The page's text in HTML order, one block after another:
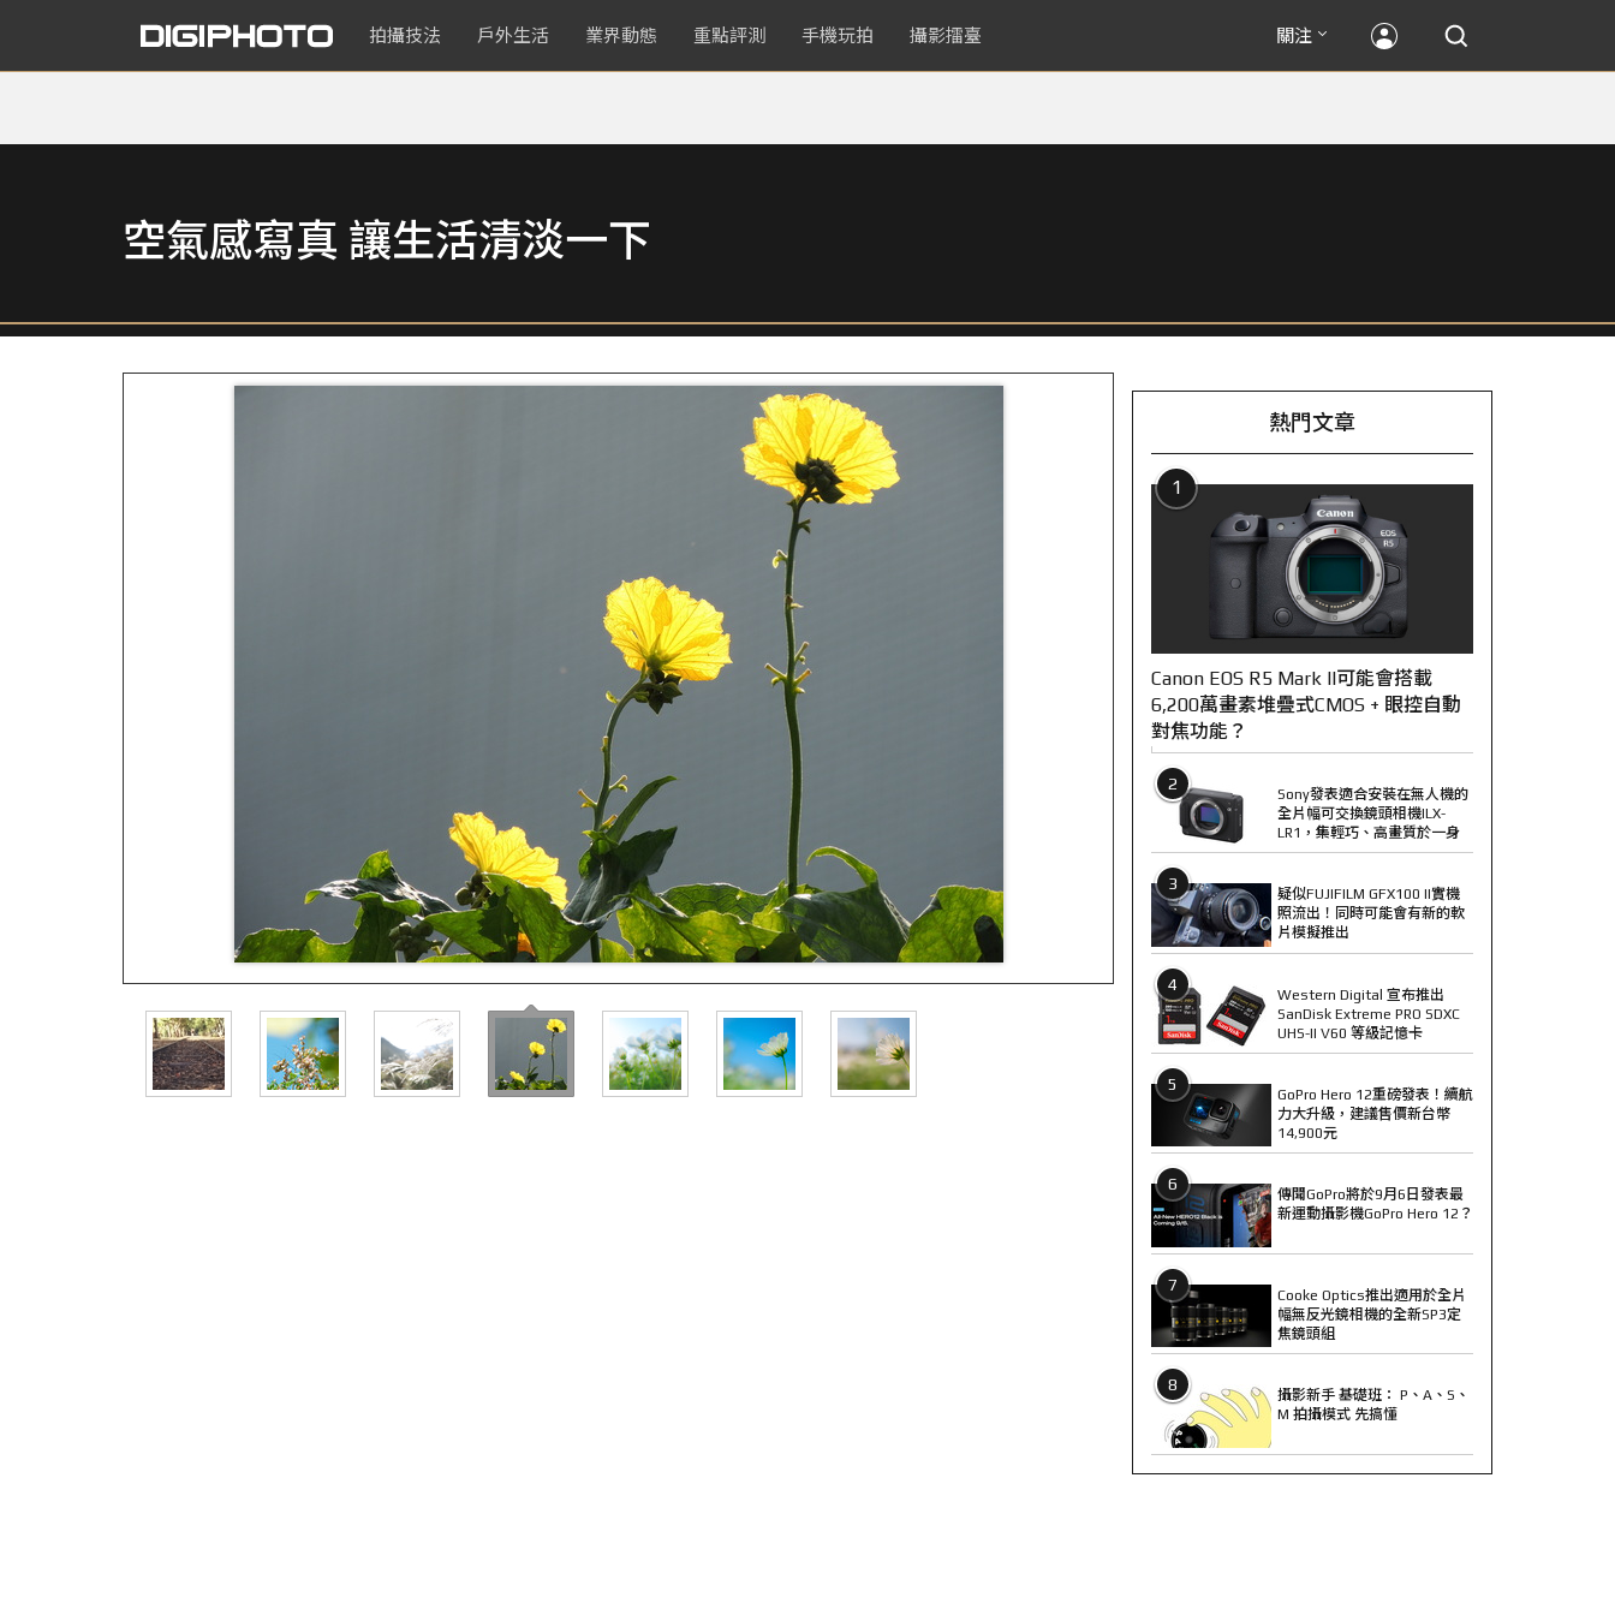
拍攝技法 戶外生活 業界動態 重點評測 手機玩拍 攝影擂臺 關注
空氣感寫真 讓生活清淡一下
熱門文章
1
Canon EOS R5 Mark II可能會搭載
6,200萬畫素堆疊式CMOS + 眼控自動
對焦功能？
2
Sony發表適合安裝在無人機的
全片幅可交換鏡頭相機ILX-
LR1，集輕巧、高畫質於一身
3
疑似FUJIFILM GFX100 II實機
照流出！同時可能會有新的軟
片模擬推出
4
Western Digital 宣布推出
SanDisk Extreme PRO SDXC
UHS-II V60 等級記憶卡
5
GoPro Hero 12重磅發表！續航
力大升級，建議售價新台幣
14,900元
6
傳聞GoPro將於9月6日發表最
新運動攝影機GoPro Hero 12？
7
Cooke Optics推出適用於全片
幅無反光鏡相機的全新SP3定
焦鏡頭組
8
攝影新手 基礎班： P、A、S、
M 拍攝模式 先搞懂